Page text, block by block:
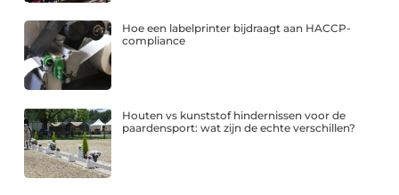
Hoe een labelprinter bijdraagt aan HACCP-
compliance
Houten vs kunststof hindernissen voor de
paardensport: wat zijn de echte verschillen?